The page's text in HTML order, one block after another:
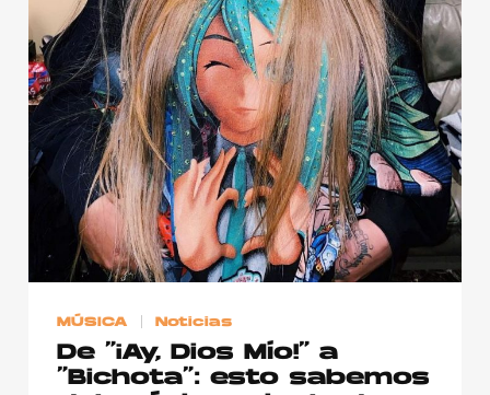
MÚSICA Noticias
De “¡Ay, Dios Mío!” a
“Bichota”: esto sabemos